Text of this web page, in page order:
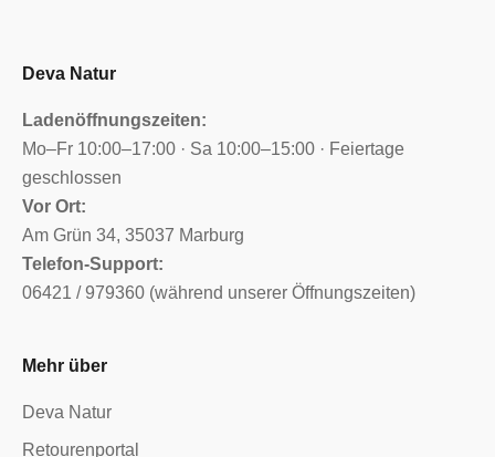
Deva Natur
Ladenöffnungszeiten:
Mo–Fr 10:00–17:00 · Sa 10:00–15:00 · Feiertage
geschlossen
Vor Ort:
Am Grün 34, 35037 Marburg
Telefon-Support:
06421 / 979360 (während unserer Öffnungszeiten)
Mehr über
Deva Natur
Retourenportal